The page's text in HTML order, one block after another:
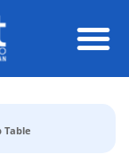
Table